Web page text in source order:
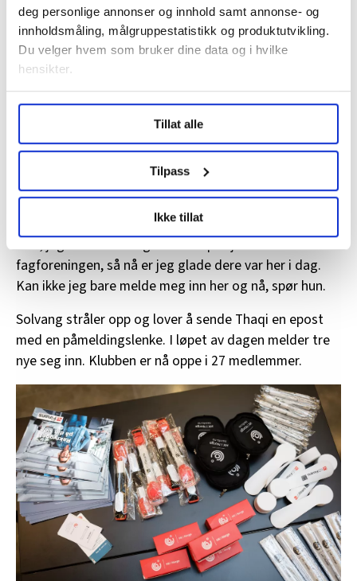
deg personlige annonser og innhold samt annonse- og
innholdsmåling, målgruppestatistikk og produktutvikling.
Du velger hvem som bruker dine data og i hvilke
hensikter.
Undermer infokan du lese om hvordan dine personlige
data behandles og hvordan du kan velge hvordan de skal
brukes. Du kan hele tiden endre eller trekke tilbake ditt
samtykke fra erklæringen om informasjonskapsler.
LO Medias publikasjoner frifagbevegelse.no, hk-nytt.no
og fontene.no bruker informasjonskapsler (cookies) for å
lære hvordan våre nettsider blir brukt slik at vi tilby
relevant innhold, tilpassede annonser og utarbeide
statistikk.
Vi deler bare informasjon om hvordan du bruker
nettstedet med LO Medias egne samarbeidspartnere
innenfor analyse og annonsering. Disse er angitt i
oversikten lengre ned på denne siden.
Tillat alle
Tilpass
Ikke tillat
LOKKEMAT: Vaflene holdes varme ved hjelp av alumiumsfolie.
Brian Cliff Olguin
Ved siden av ham er Solvang godt i gang med å
informere om fordelene med tariffavtaler og det
– Jo flere vi er sammen, dess sterkere står vi, sier hun
til Thaqi som nikker entusiastisk og innrømmer at hun
– Ja, jeg har tenkt en god stund på sjekke ut
fagforeningen, så nå er jeg glade dere var her i dag.
Kan ikke jeg bare melde meg inn her og nå, spør hun.
Solvang stråler opp og lover å sende Thaqi en epost
med en påmeldingslenke. I løpet av dagen melder tre
nye seg inn. Klubben er nå oppe i 27 medlemmer.